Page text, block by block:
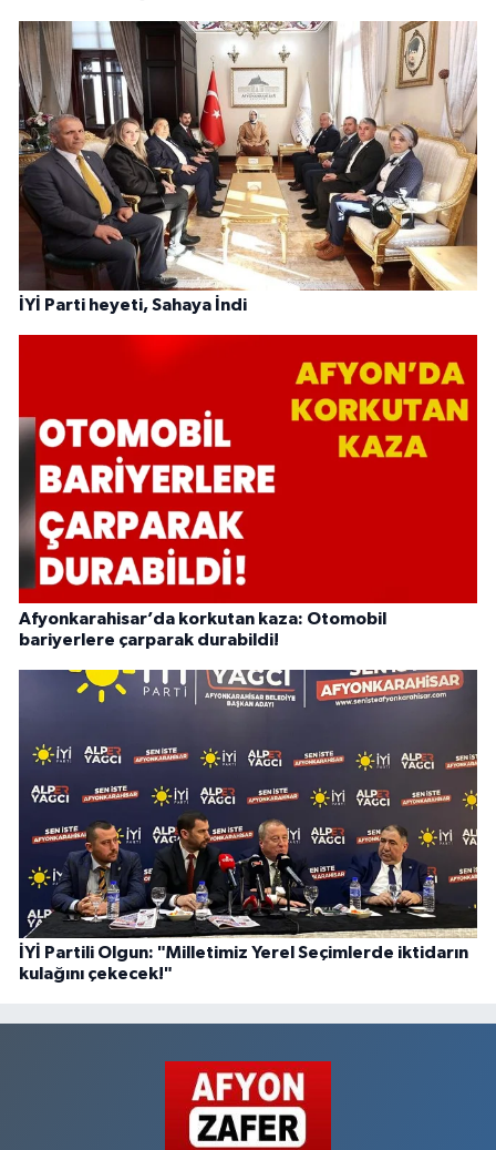
İYİ Parti heyeti, Sahaya İndi
Afyonkarahisar’da korkutan kaza: Otomobil
bariyerlere çarparak durabildi!
İYİ Partili Olgun: "Milletimiz Yerel Seçimlerde iktidarın
kulağını çekecek!"